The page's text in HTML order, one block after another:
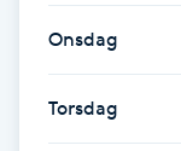
Gua Sha-massage
Hatha Yoga
Onsdag
Torsdag